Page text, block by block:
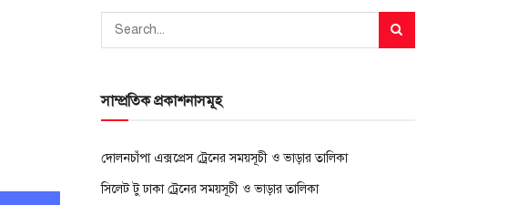
সাম্প্রতিক প্রকাশনাসমূহ
দোলনচাঁপা এক্সপ্রেস ট্রেনের সময়সূচী ও ভাড়ার তালিকা
সিলেট টু ঢাকা ট্রেনের সময়সূচী ও ভাড়ার তালিকা